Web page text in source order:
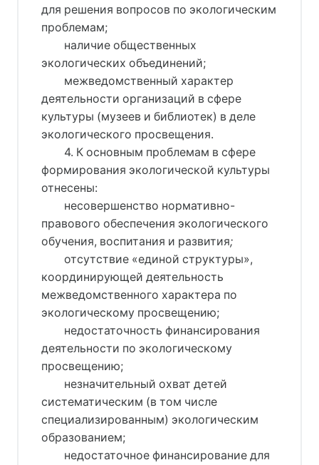
для решения вопросов по экологическим
проблемам;
наличие общественных
экологических объединений;
межведомственный характер
деятельности организаций в сфере
культуры (музеев и библиотек) в деле
экологического просвещения.
4. К основным проблемам в сфере
формирования экологической культуры
отнесены:
несовершенство нормативно-
правового обеспечения экологического
обучения, воспитания и развития;
отсутствие «единой структуры»,
координирующей деятельность
межведомственного характера по
экологическому просвещению;
недостаточность финансирования
деятельности по экологическому
просвещению;
незначительный охват детей
систематическим (в том числе
специализированным) экологическим
образованием;
недостаточное финансирование для